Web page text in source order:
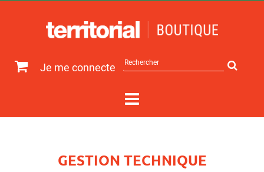
Je me connecte
sur
GESTION TECHNIQUE